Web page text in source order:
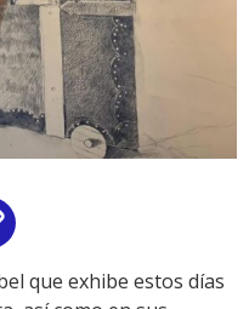
Link
que exhibe estos días